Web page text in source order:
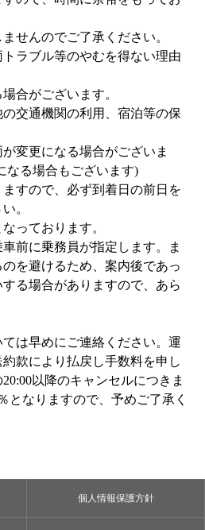
せんのでご了承ください。
トラブル等のやむを得ない理由
合がございます。
交通機関の利用、宿泊等の保
変更になる場合がございま
なる場合もございます)
ますので、必ず到着日の前日を
。
っております。
前に乗務員が指定します。ま
を避けるため、案内後であっ
る場合がありますので、あら
は早めにご連絡ください。運
款により払戻し手数料を申し
以降のキャンセルにつきま
となりますので、予めご了承く
個人情報保護方針